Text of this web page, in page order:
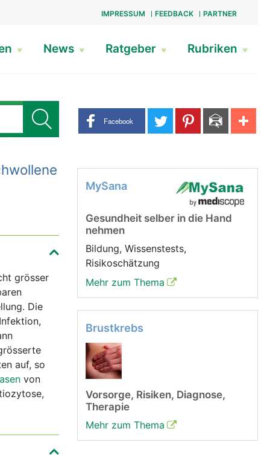
IMPRESSUM FEEDBACK PARTNER
News Ratgeber Rubriken
Share buttons
Facebook
grösser
Die
auf, so
von
MySana
Gesundheit selber in die Hand
nehmen
Bildung, Wissenstests,
Risikoschätzung
Mehr zum Thema
Brustkrebs
Vorsorge, Risiken, Diagnose,
Therapie
Mehr zum Thema